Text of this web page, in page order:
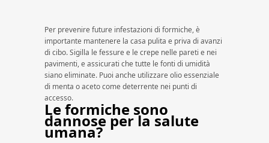
Per prevenire future infestazioni di formiche, è
importante mantenere la casa pulita e priva di avanzi
di cibo. Sigilla le fessure e le crepe nelle pareti e nei
pavimenti, e assicurati che tutte le fonti di umidità
siano eliminate. Puoi anche utilizzare olio essenziale
di menta o aceto come deterrente nei punti di
accesso.
Le formiche sono
dannose per la salute
umana?